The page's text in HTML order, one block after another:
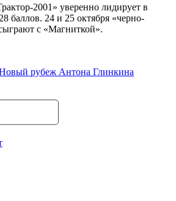
2001» уверенно лидирует в
баллов. 24 и 25 октября «черно-
с «Магниткой».
рубеж Антона Глинкина